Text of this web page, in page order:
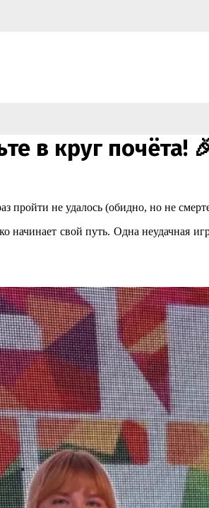
в круг почёта!
пройти не удалось (обидно, но не
начинает свой путь. Одна неудачная